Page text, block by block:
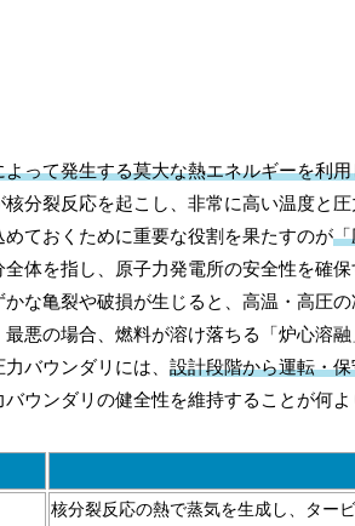
よって発生する莫大な熱エネルギーを利
分裂反応を起こし、非常に高い温度と
ておくために重要な役割を果たすのが「
体を指し、原子力発電所の安全性を確
な亀裂や破損が生じると、高温・高圧
悪の場合、燃料が溶け落ちる「炉心溶
バウンダリには、 設計段階から運転・
ウンダリの健全性を維持することが何よ
核分裂反応の熱で蒸気を生成し、ター